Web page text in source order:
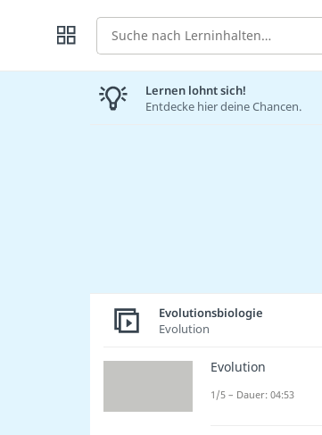
Suche
Lernen lohnt sich!
Entdecke hier deine Chancen.
Evolutionsbiologie
Evolution
Evolution
1/5 – Dauer: 04:53